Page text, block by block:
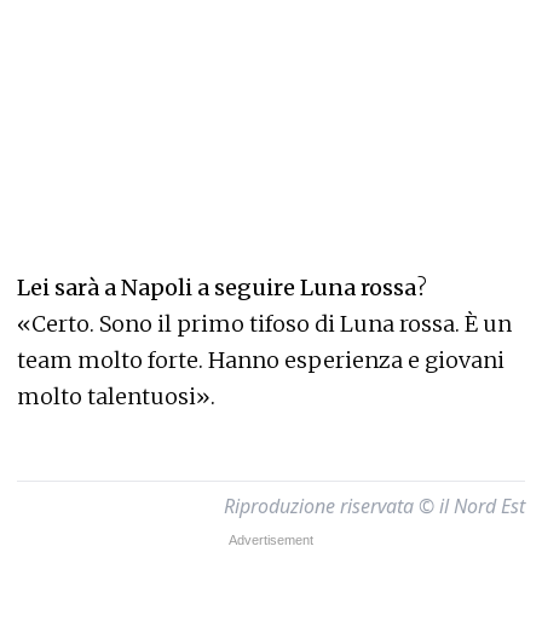
Lei sarà a Napoli a seguire Luna rossa?
«Certo. Sono il primo tifoso di Luna rossa. È un
team molto forte. Hanno esperienza e giovani
molto talentuosi».
Riproduzione riservata © il Nord Est